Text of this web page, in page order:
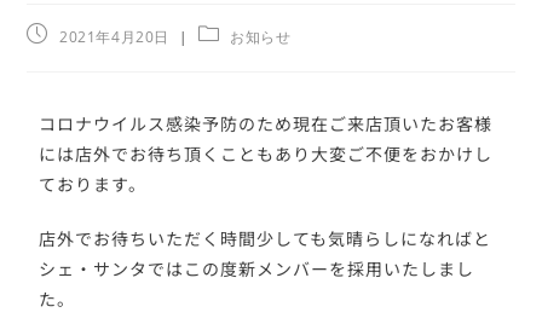
2021年4月20日 お知らせ
コロナウイルス感染予防のため現在ご来店頂いたお客様
には店外でお待ち頂くこともあり大変ご不便をおかけし
ております。
店外でお待ちいただく時間少しても気晴らしになればと
シェ・サンタではこの度新メンバーを採用いたしまし
た。